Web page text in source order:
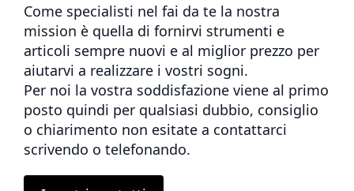
Come specialisti nel fai da te la nostra
mission è quella di fornirvi strumenti e
articoli sempre nuovi e al miglior prezzo per
aiutarvi a realizzare i vostri sogni.
Per noi la vostra soddisfazione viene al primo
posto quindi per qualsiasi dubbio, consiglio
o chiarimento non esitate a contattarci
scrivendo o telefonando.